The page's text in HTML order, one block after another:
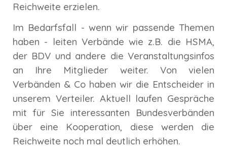
Reichweite erzielen.
Im Bedarfsfall - wenn wir passende Themen
haben - leiten Verbände wie z.B. die HSMA,
der BDV und andere die Veranstaltungsinfos
an Ihre Mitglieder weiter. Von vielen
Verbänden & Co haben wir die Entscheider in
unserem Verteiler. Aktuell laufen Gespräche
mit für Sie interessanten Bundesverbänden
über eine Kooperation, diese werden die
Reichweite noch mal deutlich erhöhen.